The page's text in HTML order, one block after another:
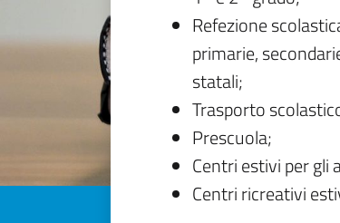
Refezione
primarie,
statali;
Trasporto
Prescuola;
Centri estivi per gli
Centri ricreativi